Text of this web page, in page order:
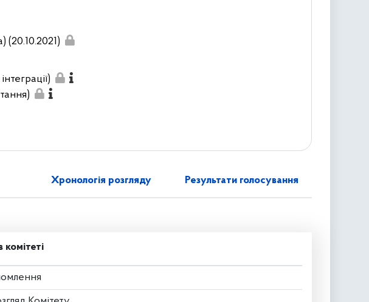
(20.10.2021)
Хронологія розгляду Результати голосування